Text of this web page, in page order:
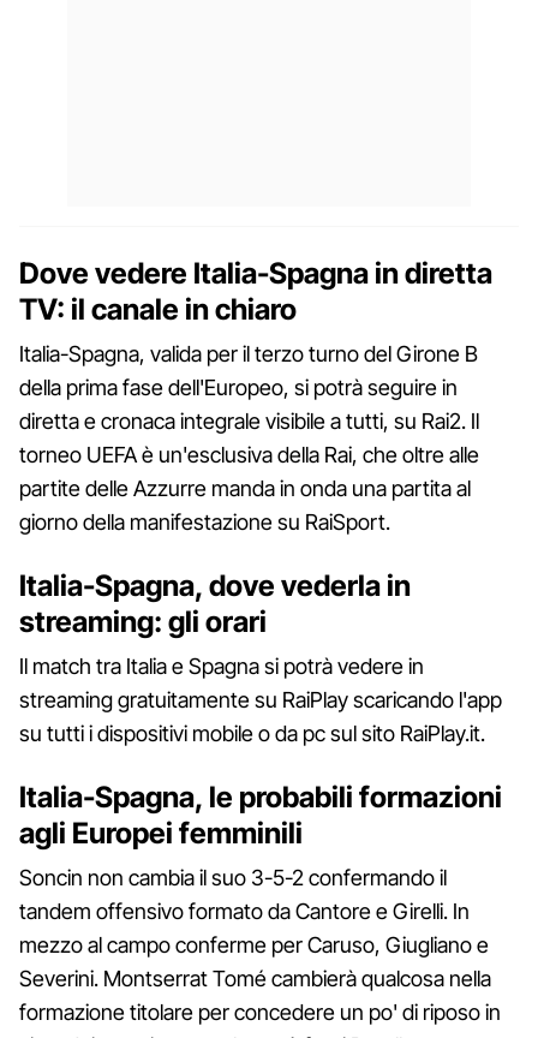
Dove vedere Italia-Spagna in diretta
TV: il canale in chiaro
Italia-Spagna, valida per il terzo turno del Girone B
della prima fase dell'Europeo, si potrà seguire in
diretta e cronaca integrale visibile a tutti, su Rai2. Il
torneo UEFA è un'esclusiva della Rai, che oltre alle
partite delle Azzurre manda in onda una partita al
giorno della manifestazione su RaiSport.
Italia-Spagna, dove vederla in
streaming: gli orari
Il match tra Italia e Spagna si potrà vedere in
streaming gratuitamente su RaiPlay scaricando l'app
su tutti i dispositivi mobile o da pc sul sito RaiPlay.it.
Italia-Spagna, le probabili formazioni
agli Europei femminili
Soncin non cambia il suo 3-5-2 confermando il
tandem offensivo formato da Cantore e Girelli. In
mezzo al campo conferme per Caruso, Giugliano e
Severini. Montserrat Tomé cambierà qualcosa nella
formazione titolare per concedere un po' di riposo in